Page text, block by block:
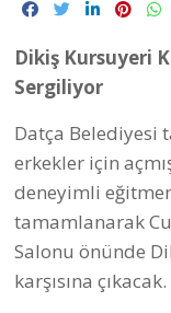
Dikiş Kursuyeri
Sergiliyor
Datça Belediyesi
erkekler için
deneyimli
tamamlanarak
Salonu önünde
karşısına çıkacak.